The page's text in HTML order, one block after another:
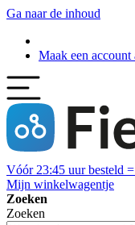
Ga naar de inhoud
Maak een account
Vóór 23:45 uur besteld
Mijn winkelwagentje
Zoeken
Zoeken